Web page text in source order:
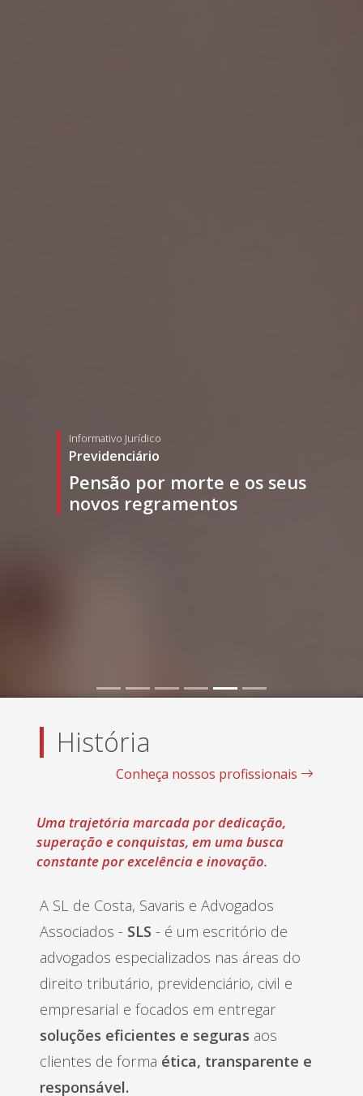
Informativo Jurídico
Previdenciário
Pensão por morte e os seus
novos regramentos
História
Conheça nossos profissionais
Uma trajetória marcada por dedicação,
superação e conquistas, em uma busca
constante por excelência e inovação.
A SL de Costa, Savaris e Advogados
Associados - SLS - é um escritório de
advogados especializados nas áreas do
direito tributário, previdenciário, civil e
empresarial e focados em entregar
soluções eficientes e seguras aos
clientes de forma ética, transparente e
responsável.